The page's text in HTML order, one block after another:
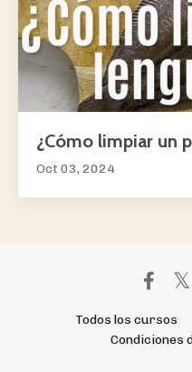
¿Cómo limpiar un
Oct 03, 2024
Todos los cursos
Condiciones